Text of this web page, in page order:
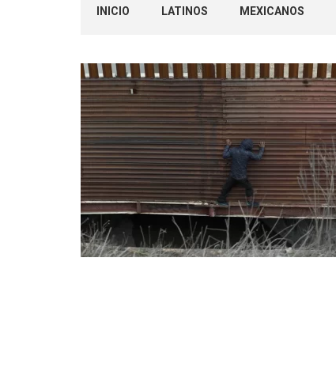
INICIO LATINOS MEXICANOS